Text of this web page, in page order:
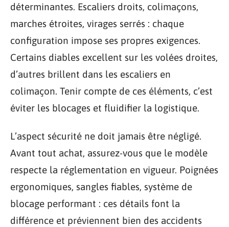
déterminantes. Escaliers droits, colimaçons,
marches étroites, virages serrés : chaque
configuration impose ses propres exigences.
Certains diables excellent sur les volées droites,
d’autres brillent dans les escaliers en
colimaçon. Tenir compte de ces éléments, c’est
éviter les blocages et fluidifier la logistique.
L’aspect sécurité ne doit jamais être négligé.
Avant tout achat, assurez-vous que le modèle
respecte la réglementation en vigueur. Poignées
ergonomiques, sangles fiables, système de
blocage performant : ces détails font la
différence et préviennent bien des accidents